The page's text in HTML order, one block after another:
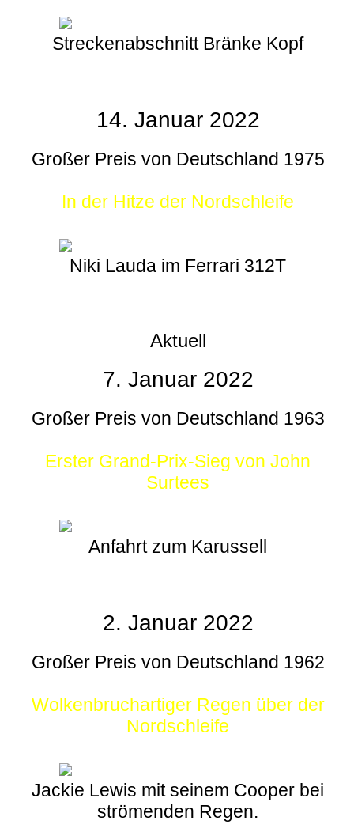
Streckenabschnitt Bränke Kopf
14. Januar 2022
Großer Preis von Deutschland 1975
In der Hitze der Nordschleife
Niki Lauda im Ferrari 312T
Aktuell
7. Januar 2022
Großer Preis von Deutschland 1963
Erster Grand-Prix-Sieg von John
Surtees
Anfahrt zum Karussell
2. Januar 2022
Großer Preis von Deutschland 1962
Wolkenbruchartiger Regen über der
Nordschleife
Jackie Lewis mit seinem Cooper bei
strömenden Regen.